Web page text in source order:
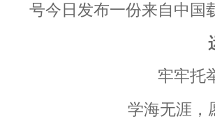
号今日发布一份来自中国
牢牢托
学海无涯，